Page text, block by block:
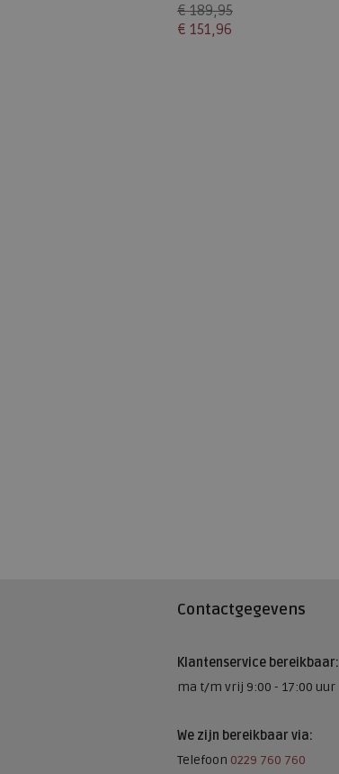
€ 189,95
€ 151,96
Contactgegevens
Klantenservice bereikbaar:
ma t/m vrij 9:00 - 17:00 uur
We zijn bereikbaar via:
Telefoon 0229 760 760